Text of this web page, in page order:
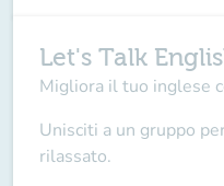
Let's Talk
Migliora il tuo inglese
Unisciti a un gruppo
rilassato.